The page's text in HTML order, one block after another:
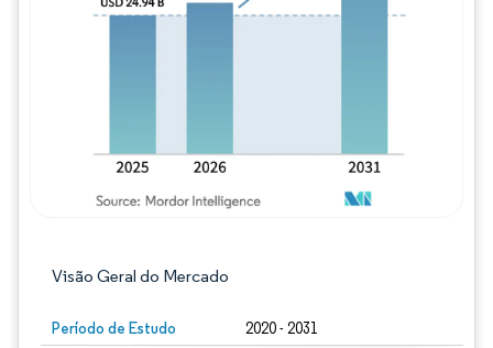
Visão Geral do Mercado
Período de Estudo 2020 - 2031
Imagem © Mordor Intelligence. O reuso